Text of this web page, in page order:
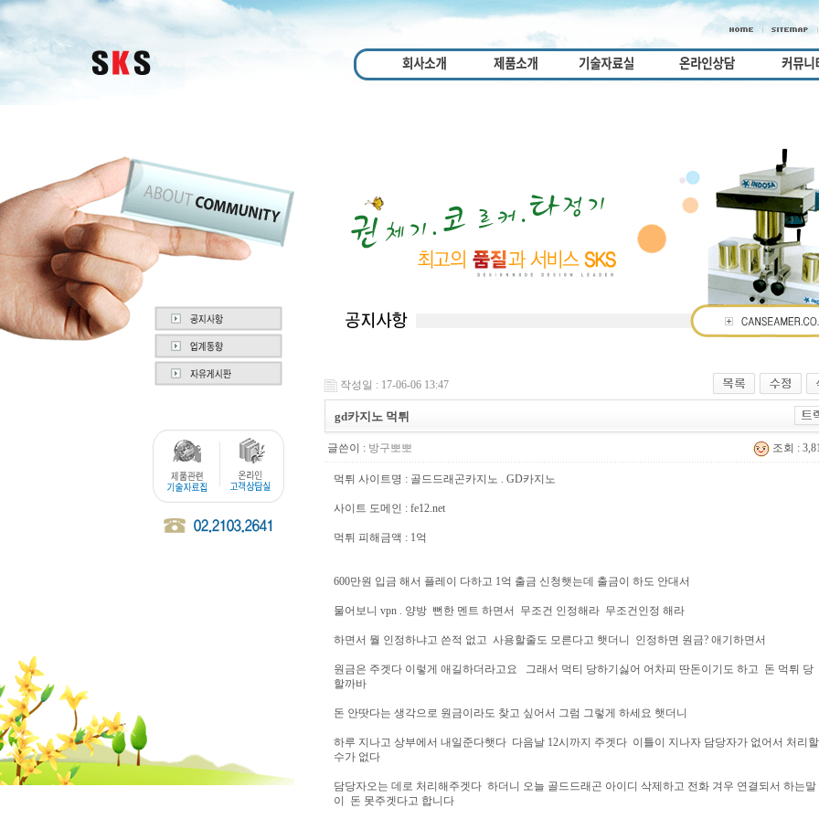
작성일 : 17-06-06 13:47
gd카지노 먹튀
글쓴이 : 방구뽀뽀 조회 :
먹튀 사이트명 : 골드드래곤카지노 . GD카지노
사이트 도메인 : fe12.net
먹튀 피해금액 : 1억
600만원 입금 해서 플레이 다하고 1억 출금 신청햇는데 출금이 하도 안대서
물어보니 vpn . 양방 뻔한 멘트 하면서 무조건 인정해라 무조건인정 해라
하면서 뭘 인정하냐고 쓴적 없고 사용할줄도 모른다고 햇더니 인정하면 원금? 애기하면서
원금은 주겟다 이렇게 애길하더라고요 그래서 먹티 당하기싫어 어차피 딴돈이기도 하고 돈 먹튀 당
할까바
돈 안땃다는 생각으로 원금이라도 찾고 싶어서 그럼 그렇게 하세요 햇더니
하루 지나고 상부에서 내일준다햇다 다음날 12시까지 주겟다 이틀이 지나자 담당자가 없어서 처리할
수가 없다
담당자오는 데로 처리해주겟다 하더니 오늘 골드드래곤 아이디 삭제하고 전화 겨우 연결되서 하는말
이 돈 못주겟다고 합니다